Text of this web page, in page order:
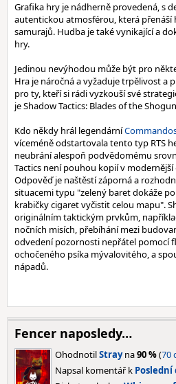
Grafika hry je nádherně provedená, s
autentickou atmosférou, která přenáší
samurajů. Hudba je také vynikající a
hry.
Jedinou nevýhodou může být pro
Hra je náročná a vyžaduje trpělivost a
pro ty, kteří si rádi vyzkouší své
je Shadow Tactics: Blades of the
Kdo někdy hrál legendární
víceméně odstartovala tento typ RTS
neubrání alespoň podvědomému
Tactics není pouhou kopií v
Odpověď je naštěstí záporná a
situacemi typu "zelený baret dokáže
krabičky cigaret vyčistit celou mapu".
originálním taktickým prvkům,
nočních misích, přebíhání mezi
odvedení pozornosti nepřátel pomocí
ochočeného psíka mývalovitého, a
nápadů.
Fencer naposledy…
OhodnotilStrayna90 %(70
Napsal komentář k Poslední